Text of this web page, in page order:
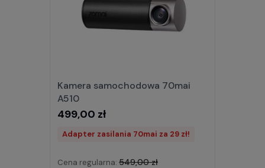
Kamera samochodowa 70mai
A510
499,00 zł
Adapter zasilania 70mai za 29 zł!
Cena regularna: 549,00 zł